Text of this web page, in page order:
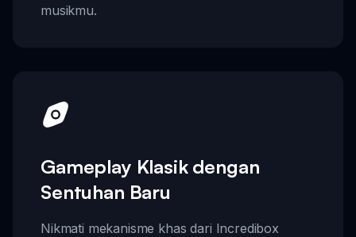
musikmu.
Gameplay Klasik dengan
Sentuhan Baru
Nikmati mekanisme khas dari Incredibox